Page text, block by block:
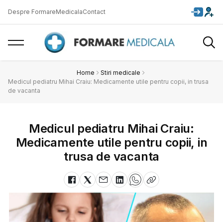
Despre FormareMedicalaContact
Home
Stiri medicale
Medicul pediatru Mihai Craiu: Medicamente utile pentru copii, in trusa
de vacanta
Medicul pediatru Mihai Craiu:
Medicamente utile pentru copii, in
trusa de vacanta